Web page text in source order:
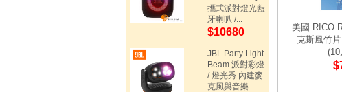
攜式派對燈光藍
牙喇叭 /...
$10680
JBL Party Light
Beam 派對彩燈
/ 燈光秀 內建麥
克風與音樂...
美國 RICO
克斯風竹
(10